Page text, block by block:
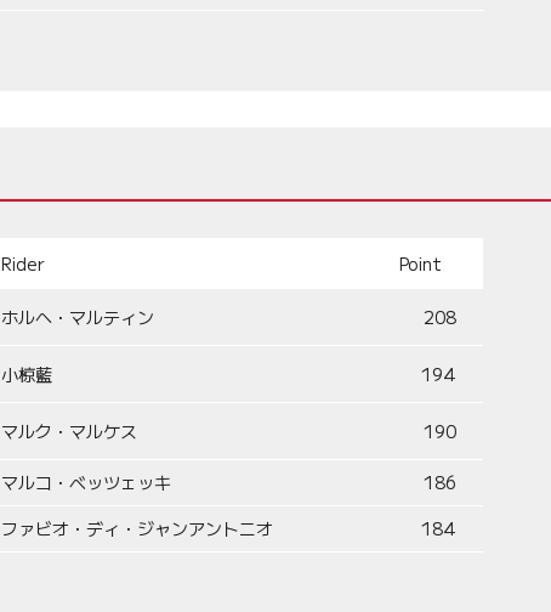
Rider Point
ホルヘ・マルティン 208
小椋藍 194
マルク・マルケス 190
マルコ・ベッツェッキ
186
ファビオ・ディ・ジャンアントニオ
184